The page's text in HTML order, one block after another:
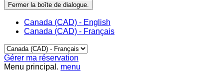
Fermer la boîte de dialogue.
Canada (CAD) - English
Canada (CAD) - Français
Gérer ma réservation
Menu principal. menu